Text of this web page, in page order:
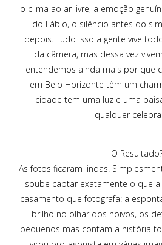
o clima ao ar livre, a emoção
do Fábio, o silêncio antes do
depois. Tudo isso a gente vive
da câmera, mas dessa vez
entendemos ainda mais por que
em Belo Horizonte têm um
cidade tem uma luz e uma
qualquer
O
As fotos ficaram lindas.
soube captar exatamente o que
casamento que fotografa: a
brilho no olhar dos noivos, os
pequenos mas contam a história